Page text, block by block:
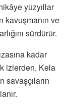
yüzyıllar
kavuşmanın ve
sürdürür.
kadar
izlerden, Kela
savaşçıların